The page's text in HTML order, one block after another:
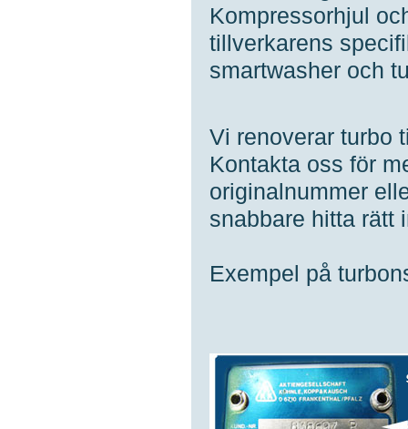
Kompressorhjul
tillverkarens
smartwasher och
Vi renoverar turbo
Kontakta oss för
originalnummer
snabbare hitta rätt
Exempel på